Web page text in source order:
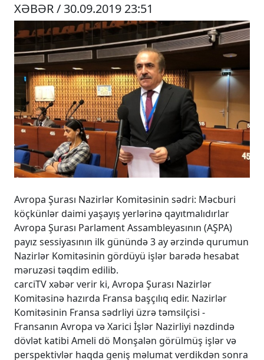
XƏBƏR / 30.09.2019 23:51
Avropa Şurası Nazirlər Komitəsinin sədri: Məcburi
köçkünlər daimi yaşayış yerlərinə qayıtmalıdırlar
Avropa Şurası Parlament Assambleyasının (AŞPA)
payız sessiyasının ilk günündə 3 ay ərzində qurumun
Nazirlər Komitəsinin gördüyü işlər barədə hesabat
məruzəsi təqdim edilib.
carciTV xəbər verir ki, Avropa Şurası Nazirlər
Komitəsinə hazırda Fransa başçılıq edir. Nazirlər
Komitəsinin Fransa sədrliyi üzrə təmsilçisi -
Fransanın Avropa və Xarici İşlər Nazirliyi nəzdində
dövlət katibi Ameli dö Monşalən görülmüş işlər və
perspektivlər haqda geniş məlumat verdikdən sonra